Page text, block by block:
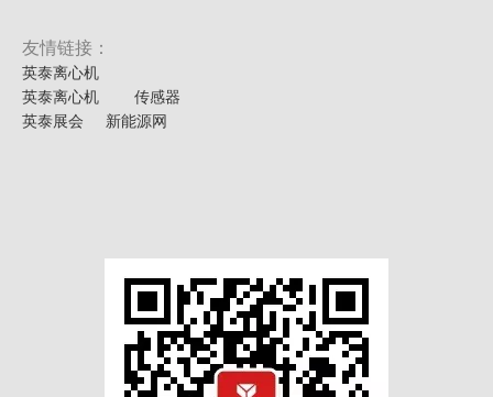
友情链接：
英泰离心机
英泰离心机
传感器
英泰展会
新能源网